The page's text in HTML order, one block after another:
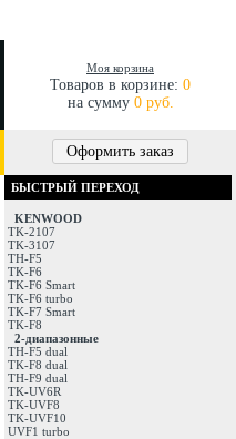
Моя корзина
Товаров в корзине: 0
на сумму 0 руб.
Оформить заказ
БЫСТРЫЙ ПЕРЕХОД
KENWOOD
TK-2107
TK-3107
TH-F5
TK-F6
TK-F6 Smart
TK-F6 turbo
TK-F7 Smart
TK-F8
2-диапазонные
TH-F5 dual
TK-F8 dual
TH-F9 dual
TK-UV6R
TK-UVF8
TK-UVF10
UVF1 turbo